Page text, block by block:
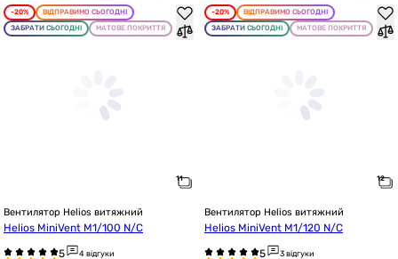
-20%
ВІДПРАВИМО СЬОГОДНІ
ЗАБРАТИ СЬОГОДНІ
МАТОВЕ ПОКРИТТЯ
Вентилятор Helios витяжний
Helios MiniVent M1/100 N/C
4 відгуки
-20%
ВІДПРАВИМО СЬОГОДНІ
ЗАБРАТИ СЬОГОДНІ
МАТОВЕ ПОКРИТТЯ
Вентилятор Helios витяжний
Helios MiniVent M1/120 N/C
3 відгуки